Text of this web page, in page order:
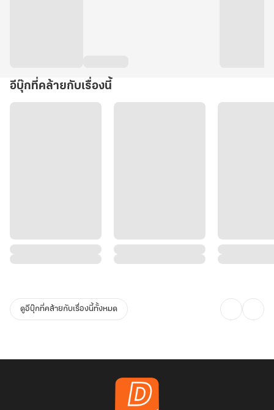
อีบุ๊กที่คล้ายกับเรื่องนี้
ดูอีบุ๊กที่คล้ายกับเรื่องนี้ทั้งหมด